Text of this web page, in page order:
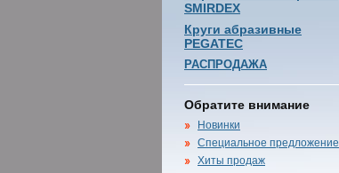
SMIRDEX
Круги абразивные
PEGATEC
РАСПРОДАЖА
Обратите внимание
Новинки
Специальное предложение
Хиты продаж